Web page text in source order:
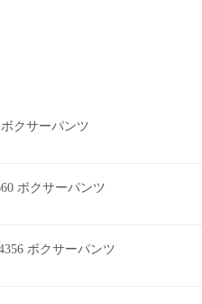
クサーパンツ
ボクサーパンツ
ボクサーパンツ